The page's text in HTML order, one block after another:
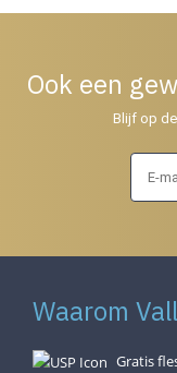
Ook een
Blijf op
Waarom
Gratis